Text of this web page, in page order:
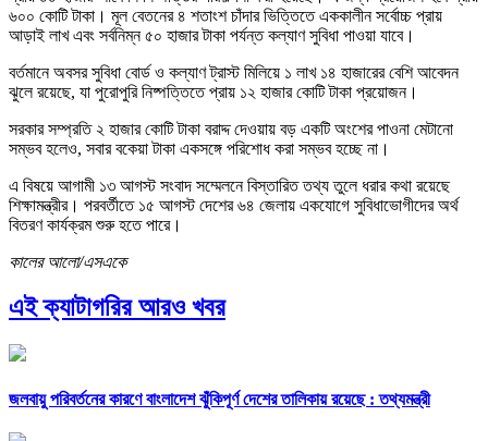
৬০০ কোটি টাকা। মূল বেতনের ৪ শতাংশ চাঁদার ভিত্তিতে এককালীন সর্বোচ্চ প্রায়
আড়াই লাখ এবং সর্বনিম্ন ৫০ হাজার টাকা পর্যন্ত কল্যাণ সুবিধা পাওয়া যাবে।
বর্তমানে অবসর সুবিধা বোর্ড ও কল্যাণ ট্রাস্ট মিলিয়ে ১ লাখ ১৪ হাজারের বেশি আবেদন
ঝুলে রয়েছে, যা পুরোপুরি নিষ্পত্তিতে প্রায় ১২ হাজার কোটি টাকা প্রয়োজন।
সরকার সম্প্রতি ২ হাজার কোটি টাকা বরাদ্দ দেওয়ায় বড় একটি অংশের পাওনা মেটানো
সম্ভব হলেও, সবার বকেয়া টাকা একসঙ্গে পরিশোধ করা সম্ভব হচ্ছে না।
এ বিষয়ে আগামী ১৩ আগস্ট সংবাদ সম্মেলনে বিস্তারিত তথ্য তুলে ধরার কথা রয়েছে
শিক্ষামন্ত্রীর। পরবর্তীতে ১৫ আগস্ট দেশের ৬৪ জেলায় একযোগে সুবিধাভোগীদের অর্থ
বিতরণ কার্যক্রম শুরু হতে পারে।
কালের আলো/এসএকে
এই ক্যাটাগরির আরও খবর
জলবায়ু পরিবর্তনের কারণে বাংলাদেশ ঝুঁকিপূর্ণ দেশের তালিকায় রয়েছে : তথ্যমন্ত্রী